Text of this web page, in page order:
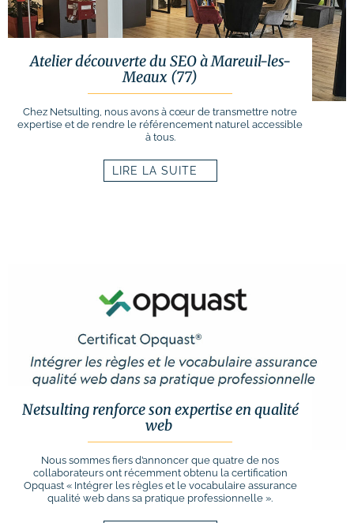
Atelier découverte du SEO à Mareuil-les-
Meaux (77)
Chez Netsulting, nous avons à cœur de transmettre notre
expertise et de rendre le référencement naturel accessible
à tous.
LIRE LA SUITE
Netsulting renforce son expertise en qualité
web
Nous sommes fiers d’annoncer que quatre de nos
collaborateurs ont récemment obtenu la certification
Opquast « Intégrer les règles et le vocabulaire assurance
qualité web dans sa pratique professionnelle ».